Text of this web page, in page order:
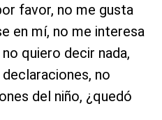
favor, no me gusta
en mí, no me interesa
quiero decir nada,
no
del niño, ¿quedó